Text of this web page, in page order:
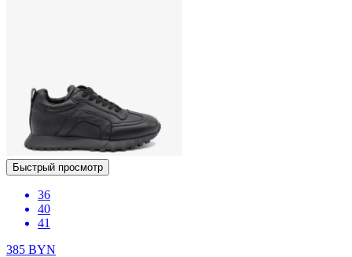
Быстрый просмотр
36
40
41
385 BYN